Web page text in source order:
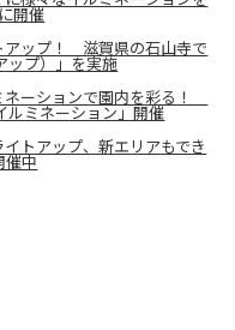
開催
アップ！ 滋賀県の石山寺で
ップ）」を実施
ネーションで園内を彩る！
ルミネーション」開催
トアップ、新エリアもでき
催中